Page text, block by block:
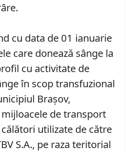
cu data de 01 ianuarie
care donează sânge la
cu activitate de
în scop transfuzional
Braşov,
de transport
utilizate de către
S.A., pe raza teritorial